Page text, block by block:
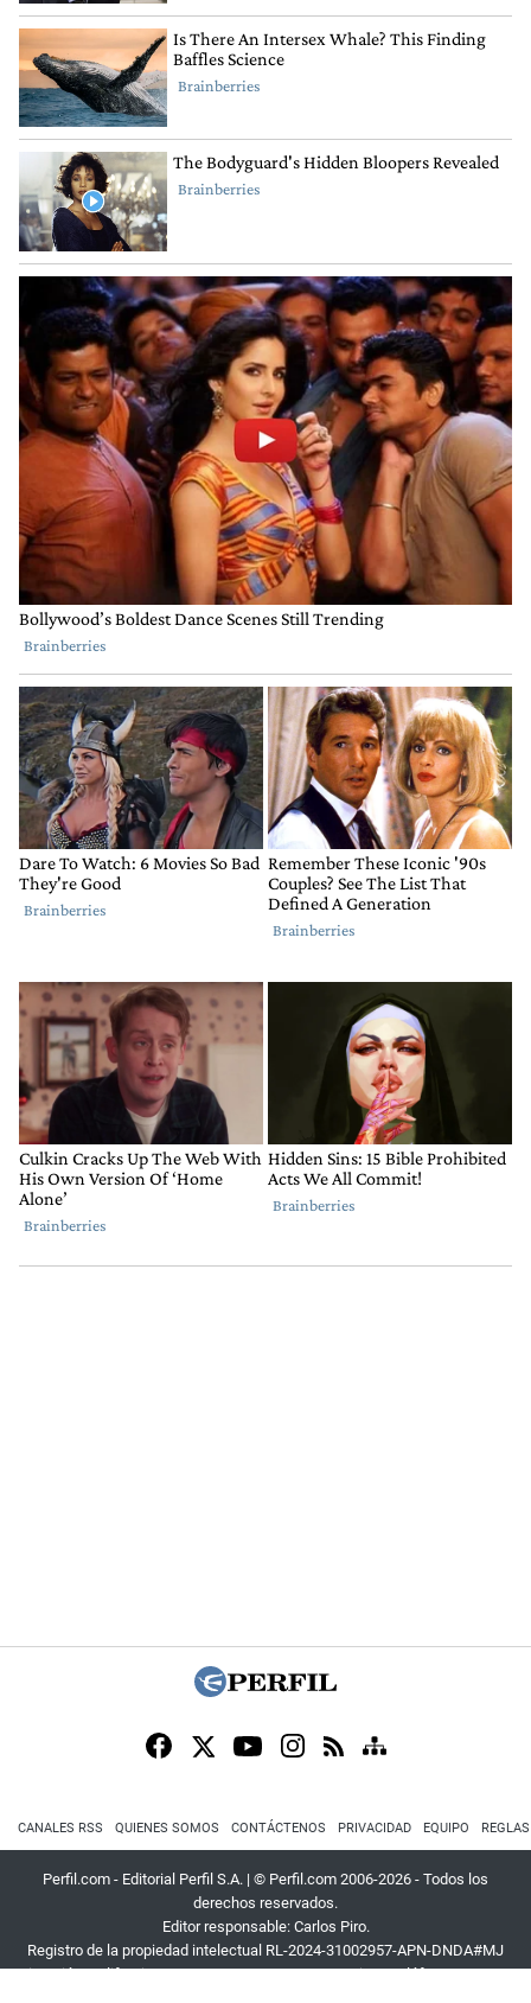
CANALES RSS QUIENES SOMOS CONTÁCTENOS PRIVACIDAD EQUIPO
Perfil.com - Editorial Perfil S.A. | © Perfil.com 2006-2026 - Todos los
derechos reservados.
Editor responsable: Carlos Piro.
Registro de la propiedad intelectual RL-2024-31002957-APN-DNDA#MJ
Dirección:California 2715,C1289ABI,CABA, Argentina| Teléfono:+54 9 11